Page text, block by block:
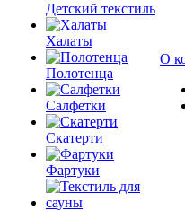
Детский текстиль
Халаты
Полотенца
Салфетки
Скатерти
Фартуки
О